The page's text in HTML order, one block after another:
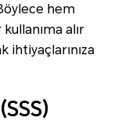
hem
alır
ihtiyaçlarınıza